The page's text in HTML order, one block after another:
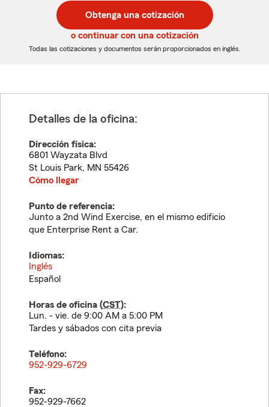
de
5
dígitos
de
5
dígitos
Obtenga una cotización
o continuar con una cotización
Todas las cotizaciones y documentos serán proporcionados en inglés.
Detalles de la oficina:
Dirección física:
6801 Wayzata Blvd
St Louis Park, MN 55426
Cómo llegar
Punto de referencia:
Junto a 2nd Wind Exercise, en el mismo edificio
que Enterprise Rent a Car.
Idiomas:
Inglés
Español
Horas de oficina (CST):
Lun. - vie. de 9:00 AM a 5:00 PM
Tardes y sábados con cita previa
Teléfono:
952-929-6729
Fax:
952-929-7662